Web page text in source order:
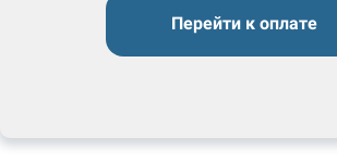
Перейти к оплате